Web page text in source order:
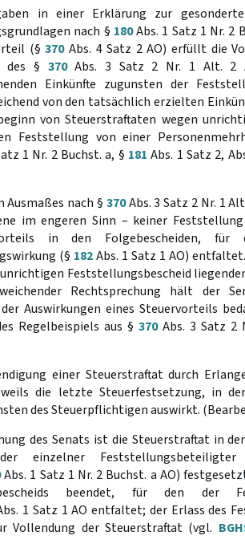
in einer Erklärung zur
nach § 180Abs. 1 Satz 1 Nr. 2
(§370Abs. 4 Satz 2 AO) erfüllt die
des § 370Abs. 3 Satz 2 Nr. 1 Alt. 2
Einkünfte zugunsten der
von den tatsächlich erzielten
von Steuerstraftaten wegen
Feststellung von einer
1 Nr. 2 Buchst. a, § 181 Abs. 1 Satz 2,
nach § 370Abs. 3 Satz 2 Nr. 1
im engeren Sinn – keiner
in den Folgebescheiden,
(§ 182Abs. 1 Satz 1 AO)
Feststellungsbescheid
Rechtsprechung hält der
Auswirkungen eines Steuervorteils
Regelbeispiels aus §370Abs. 3 Satz 2
einer Steuerstraftat durch
die letzte Steuerfestsetzung, in
des Steuerpflichtigen auswirkt.
des Senats ist die Steuerstraftat in
einzelner
Abs. 1 Satz 1 Nr. 2 Buchst. a AO)
beendet, für den der
1 Satz 1 AO entfaltet; der Erlass des
Vollendung der Steuerstraftat (vgl.